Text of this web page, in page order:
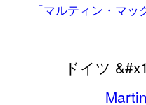
「マルティン・マ
ドイツ
Martin